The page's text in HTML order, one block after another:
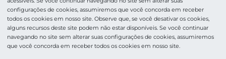
Tesoura
Alicate
Cortadores
configurações de cookies, assumiremos que você concorda em receber
todos os cookies em nosso site. Observe que, se você desativar os cookies,
alguns recursos deste site podem não estar disponíveis. Se você continuar
navegando no site sem alterar suas configurações de cookies, assumiremos
que você concorda em receber todos os cookies em nosso site.